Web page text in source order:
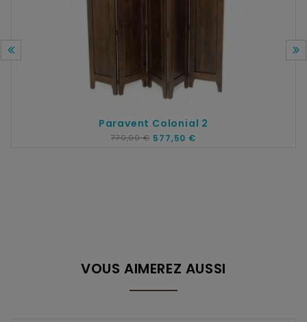
Paravent Colonial 2
770,00 € 577,50 €
VOUS AIMEREZ AUSSI